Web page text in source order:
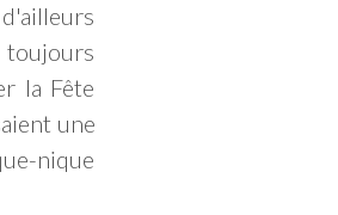
la Fête
une
nique